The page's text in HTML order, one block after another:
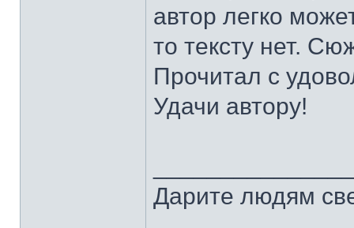
автор легко
то тексту нет.
Прочитал с
Удачи автору!
Дарите людям